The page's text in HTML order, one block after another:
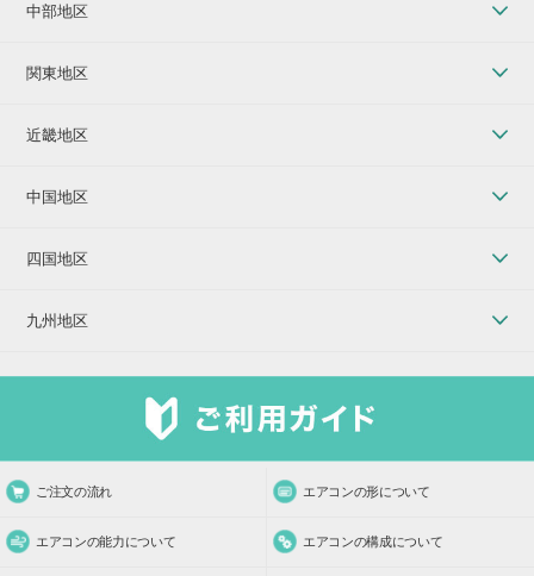
中部地区
関東地区
近畿地区
中国地区
四国地区
九州地区
ご注文の流れ エアコンの形について
エアコンの能力について エアコンの構成について